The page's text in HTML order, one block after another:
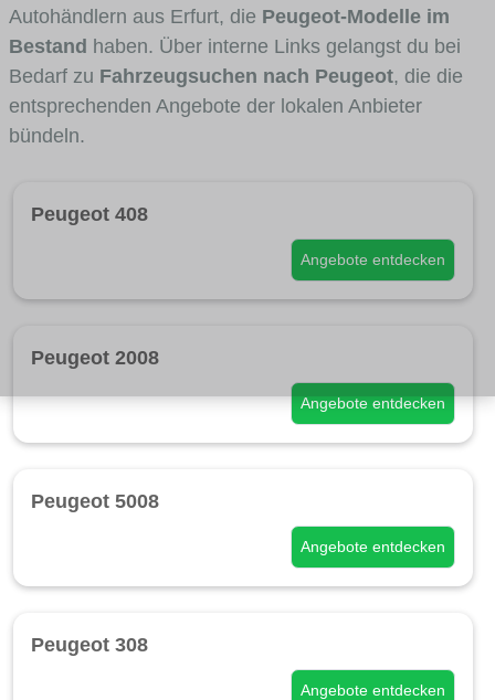
Autohändlern aus Erfurt, die Peugeot-Modelle im
Bestand haben. Über interne Links gelangst du bei
Bedarf zu Fahrzeugsuchen nach Peugeot, die die
entsprechenden Angebote der lokalen Anbieter
bündeln.
Peugeot 408
Angebote entdecken
Peugeot 2008
Angebote entdecken
Peugeot 5008
Angebote entdecken
Peugeot 308
Angebote entdecken